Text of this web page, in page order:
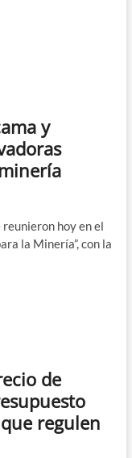
y
hoy en el
la Minería”, con la
de
regulen